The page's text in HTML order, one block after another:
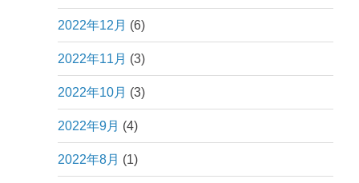
2022年12月 (6)
2022年11月 (3)
2022年10月 (3)
2022年9月 (4)
2022年8月 (1)